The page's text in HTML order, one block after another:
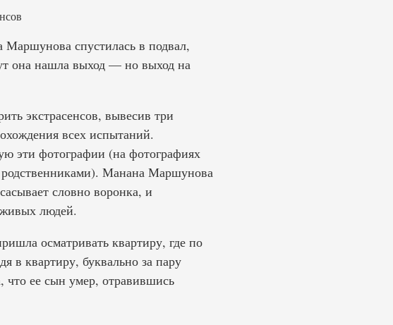
спустилась в подвал,
она нашла выход — но выход на
экстрасенсов, вывесив три
всех испытаний.
эти фотографии (на фотографиях
Манана Маршунова
словно воронка, и
живых людей.
осматривать квартиру, где по
квартиру, буквально за пару
что ее сын умер, отравившись